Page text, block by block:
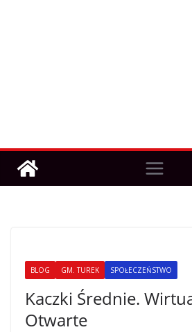
BLOG GM. TUREK SPOŁECZEŃSTWO
Kaczki Średnie.
Otwarte